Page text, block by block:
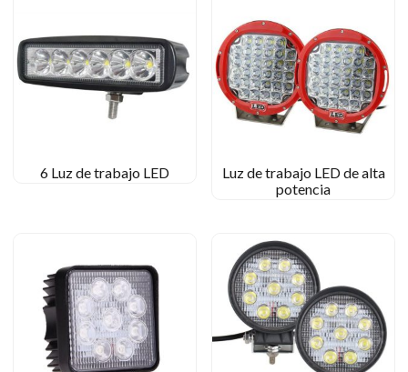
6 Luz de trabajo LED
Luz de trabajo LED de alta
potencia